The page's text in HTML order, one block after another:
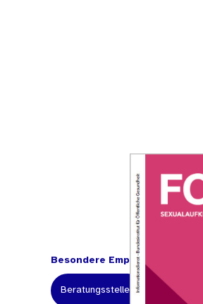
Besondere Empfehlung für:
Beratungsstellen Fachkräfte